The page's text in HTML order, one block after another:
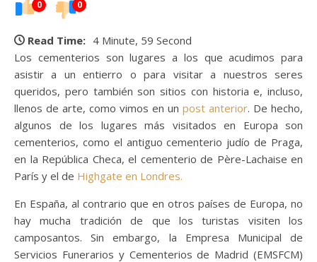
0 0
Read Time: 4 Minute, 59 Second
Los cementerios son lugares a los que acudimos para
asistir a un entierro o para visitar a nuestros seres
queridos, pero también son sitios con historia e, incluso,
llenos de arte, como vimos en un post anterior. De hecho,
algunos de los lugares más visitados en Europa son
cementerios, como el antiguo cementerio judío de Praga,
en la República Checa, el cementerio de Père-Lachaise en
París y el de Highgate en Londres.
En España, al contrario que en otros países de Europa, no
hay mucha tradición de que los turistas visiten los
camposantos. Sin embargo, la Empresa Municipal de
Servicios Funerarios y Cementerios de Madrid (EMSFCM)